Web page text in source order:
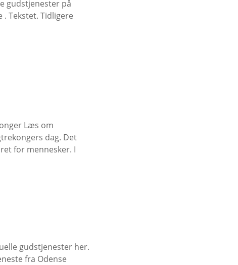
gudstjenester på
. Tekstet. Tidligere
Læs om
dag. Det
for mennesker. I
gudstjenester her.
fra Odense